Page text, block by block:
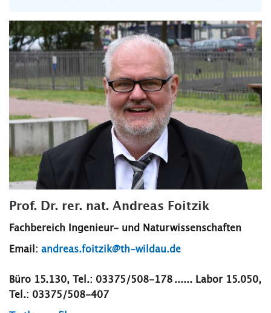
Prof. Dr. rer. nat. Andreas Foitzik
Fachbereich Ingenieur- und Naturwissenschaften
Email: andreas.foitzik@th-wildau.de
Büro 15.130, Tel.: 03375/508-178 ...... Labor 15.050,
Tel.: 03375/508-407